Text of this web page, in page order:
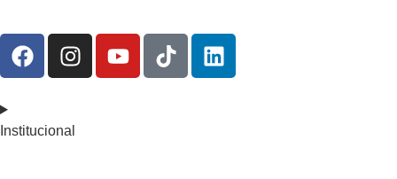
Institucional